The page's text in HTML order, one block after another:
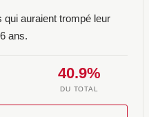
auraient trompé leur
ans.
40.9%
DU TOTAL